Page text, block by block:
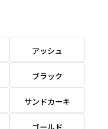
アッシュ
ブラック
サンドカーキ
ください。［
ル ］
）［ +298円
す。ご確認のお
は大きすぎると
したい場合はこ
は大きすぎると
したい場合はこ
左棒袋縫い
（上と左）
上棒袋縫い
（上のみ）
だと